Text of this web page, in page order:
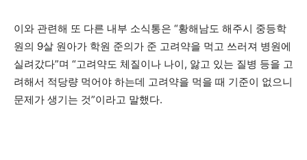
이와 관련해 또 다른 내부 소식통은 “황해남도 해주시 중등학
원의 9살 원아가 학원 준의가 준 고려약을 먹고 쓰러져 병원에
실려갔다”며 “고려약도 체질이나 나이, 앓고 있는 질병 등을 고
려해서 적당량 먹어야 하는데 고려약을 먹을 때 기준이 없으니
문제가 생기는 것”이라고 말했다.